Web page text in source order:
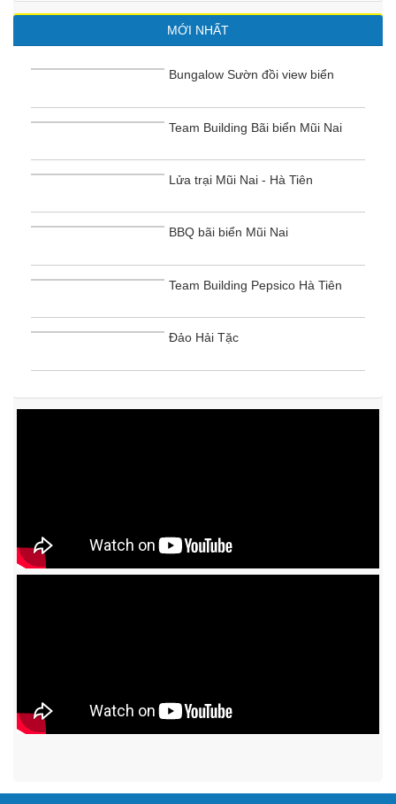
MỚI NHẤT
Bungalow Sườn đồi view biển
Team Building Bãi biển Mũi Nai
Lửa trại Mũi Nai - Hà Tiên
BBQ bãi biển Mũi Nai
Team Building Pepsico Hà Tiên
Đảo Hải Tặc